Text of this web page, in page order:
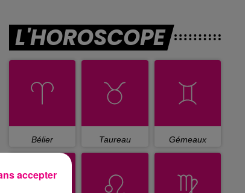
L'HOROSCOPE
Bélier Taureau Gémeaux
accepter